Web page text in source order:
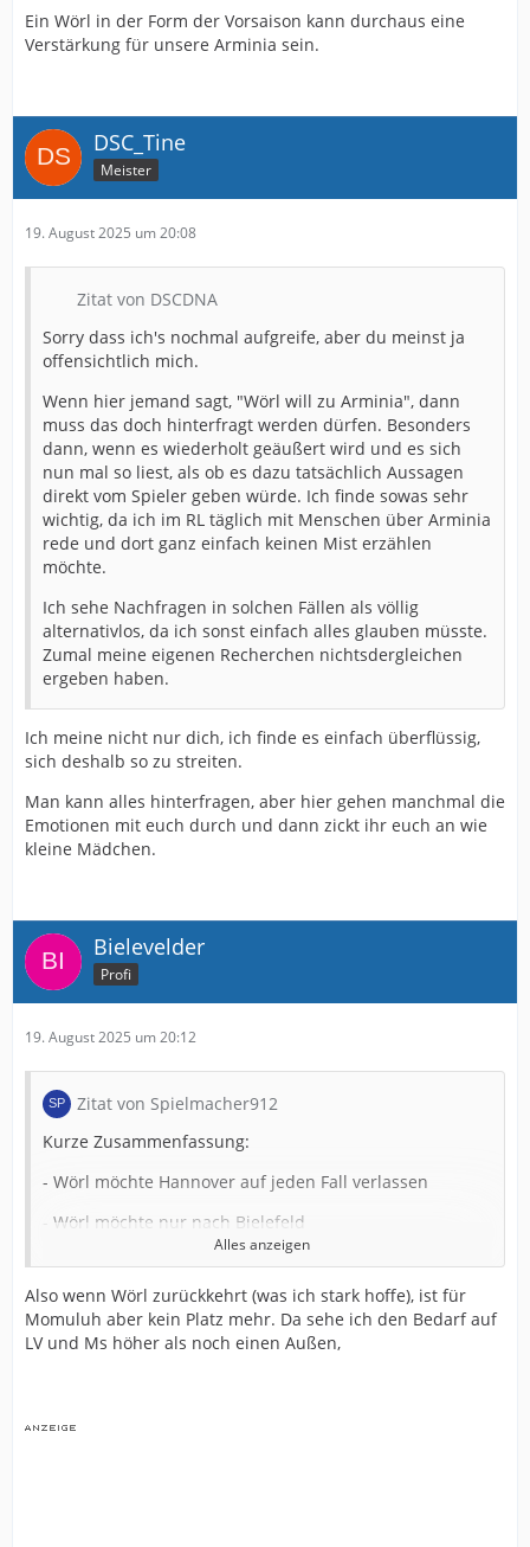
Ein Wörl in der Form der Vorsaison kann durchaus eine
Verstärkung für unsere Arminia sein.
DSC_Tine
Meister
19. August 2025 um 20:08
Zitat von DSCDNA
Sorry dass ich's nochmal aufgreife, aber du meinst ja
offensichtlich mich.
Wenn hier jemand sagt, "Wörl will zu Arminia", dann
muss das doch hinterfragt werden dürfen. Besonders
dann, wenn es wiederholt geäußert wird und es sich
nun mal so liest, als ob es dazu tatsächlich Aussagen
direkt vom Spieler geben würde. Ich finde sowas sehr
wichtig, da ich im RL täglich mit Menschen über Arminia
rede und dort ganz einfach keinen Mist erzählen
möchte.
Ich sehe Nachfragen in solchen Fällen als völlig
alternativlos, da ich sonst einfach alles glauben müsste.
Zumal meine eigenen Recherchen nichtsdergleichen
ergeben haben.
Ich meine nicht nur dich, ich finde es einfach überflüssig,
sich deshalb so zu streiten.
Man kann alles hinterfragen, aber hier gehen manchmal die
Emotionen mit euch durch und dann zickt ihr euch an wie
kleine Mädchen.
Bielevelder
Profi
19. August 2025 um 20:12
Zitat von Spielmacher912
Kurze Zusammenfassung:
- Wörl möchte Hannover auf jeden Fall verlassen
- Wörl möchte nur nach Bielefeld
- Außer Bielefeld und Nürnberg haben noch vier
weitere Zweitligisten Interesse, diese allerdings nur an
einer Leihe
- Markus Manns Ablösesummen werden als
Alles anzeigen
Also wenn Wörl zurückkehrt (was ich stark hoffe), ist für
Momuluh aber kein Platz mehr. Da sehe ich den Bedarf auf
LV und Ms höher als noch einen Außen,